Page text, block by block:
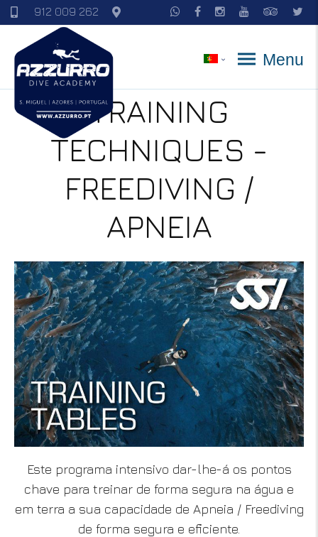
912 009 262
Menu
TRAINING
TECHNIQUES -
FREEDIVING /
APNEIA
Este programa intensivo dar-lhe-á os pontos
chave para treinar de forma segura na água e
em terra a sua capacidade de Apneia / Freediving
de forma segura e eficiente.